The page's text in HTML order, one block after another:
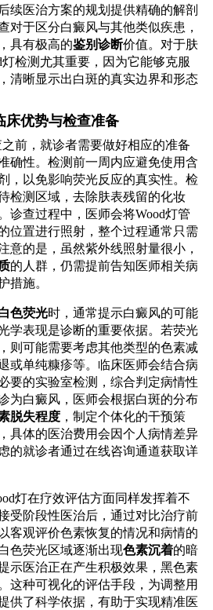
续医治方案的规划提供精确的解剖
对于区分白癜风与其他类似疾患，
具有极高的鉴别诊断价值。对于肤
检测尤其重要，因为它能够克服
清晰显示出白斑的真实边界和形态
床优势与检查准备
前，就诊者需要做好相应的准备
确性。检测前一周内应避免使用含
，以免影响荧光反应的真实性。检
检测区域，去除肤表残留的化妆
诊查过程中，医师会将Wood灯管
位置进行照射，整个过程通常只需
意的是，虽然紫外线照射量很小，
的人群，仍需提前告知医师相关病
措施。
色荧光时，通常提示白癜风的可能
学表现是诊断的重要依据。若荧光
则可能需要考虑其他类型的色素减
或单纯糠疹等。临床医师会结合病
要的实验室检测，综合判定病情性
为白癜风，医师会根据白斑的分布
脱失程度 ，制定个体化的干预策
具体的医治费用会因个人病情差异
的就诊者通过在线咨询通道获取详
灯在疗效评估方面同样发挥着不
受阶段性医治后，通过对比治疗前
客观评价色素恢复的情况和病情的
色荧光区域逐渐出现色素沉着的暗
示医治正在产生积极效果，黑色素
这种可视化的评估手段，为调整用
供了科学依据，有助于实现精准医